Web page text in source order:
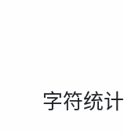
字符统计